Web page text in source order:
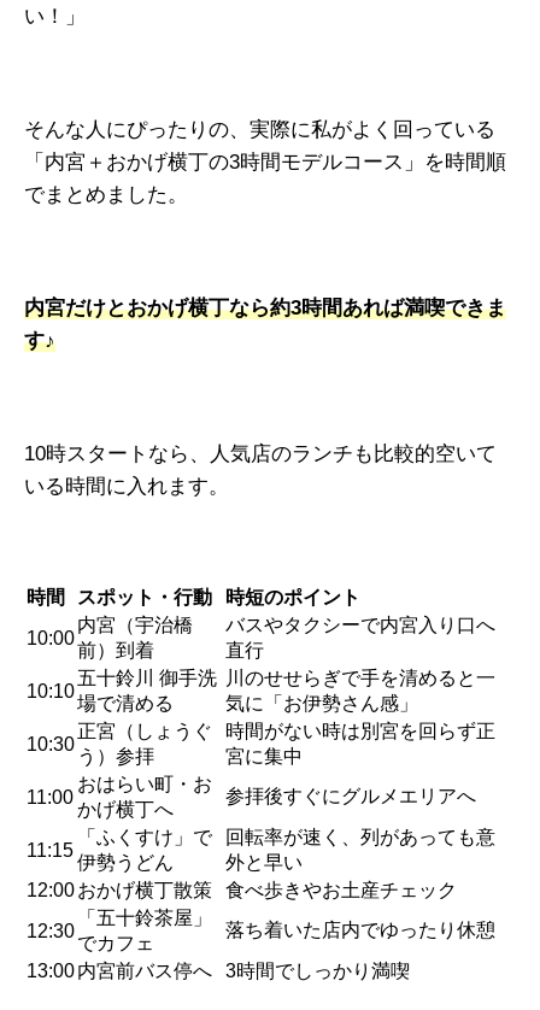
い！」
そんな人にぴったりの、実際に私がよく回っている
「内宮＋おかげ横丁の3時間モデルコース」を時間順
でまとめました。
内宮だけとおかげ横丁なら約3時間あれば満喫できま
す♪
10時スタートなら、人気店のランチも比較的空いて
いる時間に入れます。
時間 スポット・行動
時短のポイント
10:00
内宮（宇治橋
前）到着
バスやタクシーで内宮入り口へ
直行
10:10
五十鈴川 御手洗
場で清める
川のせせらぎで手を清めると一
気に「お伊勢さん感」
10:30
正宮（しょうぐ
う）参拝
時間がない時は別宮を回らず正
宮に集中
11:00
おはらい町・お
かげ横丁へ
参拝後すぐにグルメエリアへ
11:15
「ふくすけ」で
伊勢うどん
回転率が速く、列があっても意
外と早い
12:00おかげ横丁散策
食べ歩きやお土産チェック
12:30
「五十鈴茶屋」
でカフェ
落ち着いた店内でゆったり休憩
13:00内宮前バス停へ 3時間でしっかり満喫